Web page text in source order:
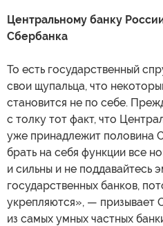
Центральному банку
Сбербанка
То есть государственный
свои щупальца, что
становится не по себе.
с толку тот факт, что
уже принадлежит половина
брать на себя функции все
и сильны и не поддавайтесь
государственных банков,
укрепляются», — призывает
из самых умных частных